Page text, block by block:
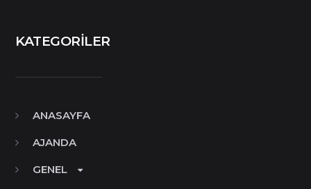
KATEGORILER
ANASAYFA
AJANDA
GENEL